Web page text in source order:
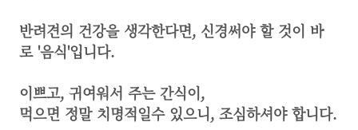
​반려견의 건강을 생각한다면, 신경써야 할 것이 바
로 '음식'입니다.
​이쁘고, 귀여워서 주는 간식이,
먹으면 정말 치명적일수 있으니, 조심하셔야 합니다.